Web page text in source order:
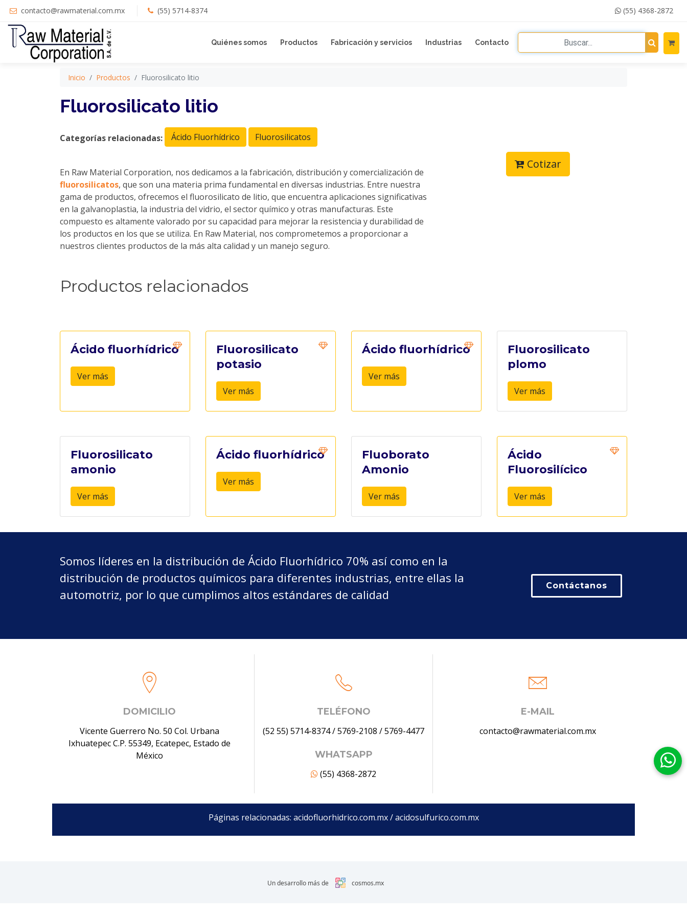
contacto@rawmaterial.com.mx (55) 5714-8374 (55) 4368-2872
Quiénes somos Productos Fabricación y servicios Industrias Contacto
Inicio Productos Fluorosilicato litio
Fluorosilicato litio
Categorías relacionadas: Ácido Fluorhídrico Fluorosilicatos
En Raw Material Corporation, nos dedicamos a la fabricación, distribución y comercialización de
fluorosilicatos, que son una materia prima fundamental en diversas industrias. Entre nuestra
gama de productos, ofrecemos el fluorosilicato de litio, que encuentra aplicaciones significativas
en la galvanoplastia, la industria del vidrio, el sector químico y otras manufacturas. Este
compuesto es altamente valorado por su capacidad para mejorar la resistencia y durabilidad de
los productos en los que se utiliza. En Raw Material, nos comprometemos a proporcionar a
nuestros clientes productos de la más alta calidad y un manejo seguro.
Cotizar
Productos relacionados
Ácido fluorhídrico
Ver más
Fluorosilicato
potasio
Ver más
Ácido fluorhídrico
Ver más
Fluorosilicato
plomo
Ver más
Fluorosilicato
amonio
Ver más
Ácido fluorhídrico
Ver más
Fluoborato
Amonio
Ver más
Ácido
Fluorosilícico
Ver más
Somos líderes en la distribución de Ácido Fluorhídrico 70% así como en la
distribución de productos químicos para diferentes industrias, entre ellas la
automotriz, por lo que cumplimos altos estándares de calidad
Contáctanos
DOMICILIO
Vicente Guerrero No. 50 Col. Urbana
Ixhuatepec C.P. 55349, Ecatepec, Estado de
México
TELÉFONO
(52 55) 5714-8374/5769-2108 /5769-4477
WHATSAPP
(55) 4368-2872
E-MAIL
contacto@rawmaterial.com.mx
Páginas relacionadas: acidofluorhidrico.com.mx/acidosulfurico.com.mx
Un desarrollo más de cosmos.mx